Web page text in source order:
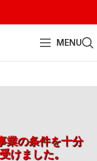
MENU
業の条件を十分
けました。